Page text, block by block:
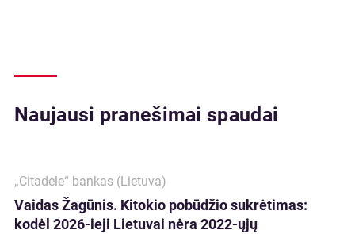
Naujausi pranešimai spaudai
„Citadele“ bankas (Lietuva)
Vaidas Žagūnis. Kitokio pobūdžio sukrėtimas:
kodėl 2026-ieji Lietuvai nėra 2022-ųjų